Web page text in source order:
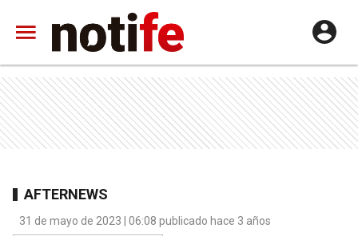
AFTERNEWS
31 de mayo de 2023 | 06:08 publicado hace 3 años